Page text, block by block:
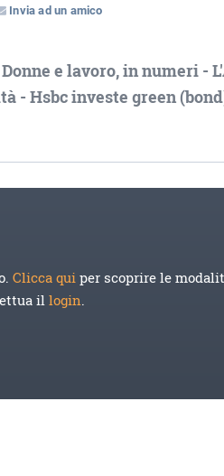
Invia ad un amico
e lavoro, in numeri -
- Hsbc investe green
Clicca quiper scoprire le
illogin.